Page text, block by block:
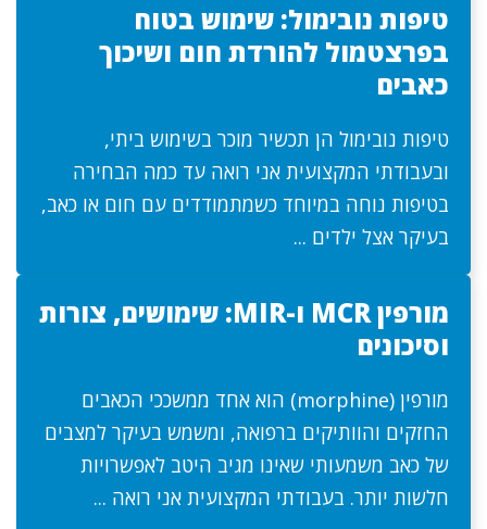
טיפות נובימול: שימוש בטוח
בפרצטמול להורדת חום ושיכוך
כאבים
טיפות נובימול הן תכשיר מוכר בשימוש ביתי,
ובעבודתי המקצועית אני רואה עד כמה הבחירה
בטיפות נוחה במיוחד כשמתמודדים עם חום או כאב,
בעיקר אצל ילדים ...
מורפין MCR ו-MIR: שימושים, צורות
וסיכונים
מורפין (morphine) הוא אחד ממשככי הכאבים
החזקים והוותיקים ברפואה, ומשמש בעיקר למצבים
של כאב משמעותי שאינו מגיב היטב לאפשרויות
חלשות יותר. בעבודתי המקצועית אני רואה ...